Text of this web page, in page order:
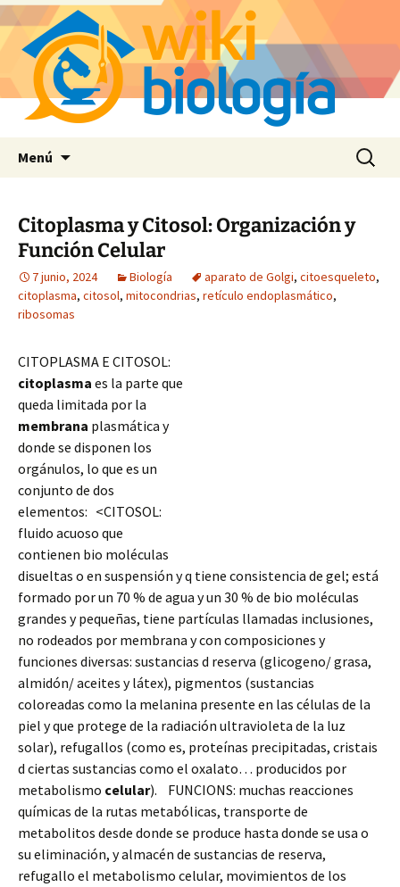
Menú Buscar:
Citoplasma y Citosol: Organización y
Función Celular
7 junio, 2024 Biología aparato de Golgi, citoesqueleto,
citoplasma, citosol, mitocondrias, retículo endoplasmático,
ribosomas
CITOPLASMA E CITOSOL:
citoplasma es la parte que
queda limitada por la
membrana plasmática y
donde se disponen los
orgánulos, lo que es un
conjunto de dos
elementos: <CITOSOL:
fluido acuoso que
contienen bio moléculas
disueltas o en suspensión y q tiene consistencia de gel; está
formado por un 70 % de agua y un 30 % de bio moléculas
grandes y pequeñas, tiene partículas llamadas inclusiones,
no rodeados por membrana y con composiciones y
funciones diversas: sustancias d reserva (glicogeno/grasa,
almidón/ aceites y látex), pigmentos (sustancias
coloreadas como la melanina presente en las células de la
piel y que protege de la radiación ultravioleta de la luz
solar), refugallos (como es, proteínas precipitadas, cristais
d ciertas sustancias como el oxalato… producidos por
metabolismo celular). FUNCIONS: muchas reacciones
químicas de la rutas metabólicas, transporte de
metabolitos desde donde se produce hasta donde se usa o
su eliminación, y almacén de sustancias de reserva,
refugallo el metabolismo celular, movimientos de los